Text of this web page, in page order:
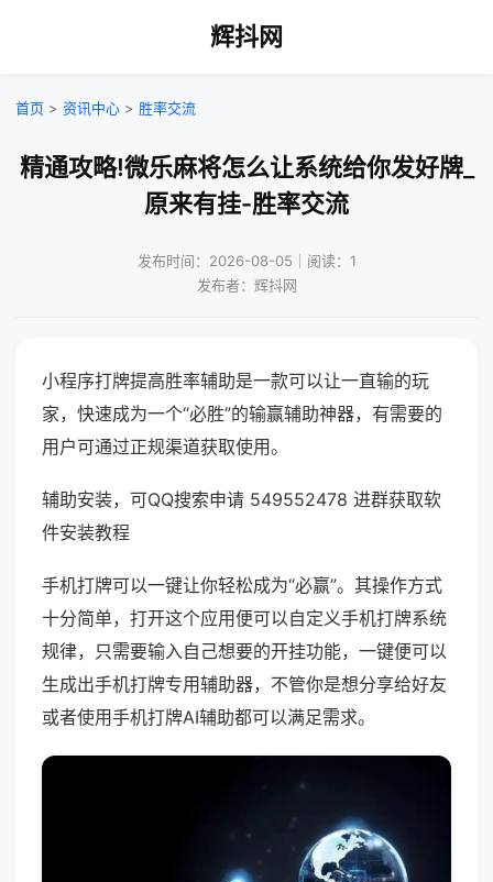
辉抖网
首页 > 资讯中心 > 胜率交流
精通攻略!微乐麻将怎么让系统给你发好牌_
原来有挂-胜率交流
发布时间：2026-08-05｜阅读：1
发布者：辉抖网
小程序打牌提高胜率辅助是一款可以让一直输的玩
家，快速成为一个“必胜”的输赢辅助神器，有需要的
用户可通过正规渠道获取使用。
辅助安装，可QQ搜索申请 549552478 进群获取软
件安装教程
手机打牌可以一键让你轻松成为“必赢”。其操作方式
十分简单，打开这个应用便可以自定义手机打牌系统
规律，只需要输入自己想要的开挂功能，一键便可以
生成出手机打牌专用辅助器，不管你是想分享给好友
或者使用手机打牌AI辅助都可以满足需求。